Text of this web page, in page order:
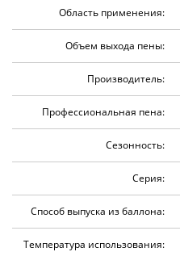
Область применения:
Объем выхода пены:
Производитель:
Профессиональная пена:
Сезонность:
Серия:
Способ выпуска из баллона:
Температура использования: